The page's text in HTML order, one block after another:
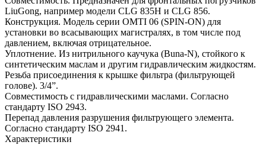
LiuGong, например модели CLG 835H и CLG 856.
Конструкция. Модель серии OMTI 06 (SPIN-ON) для
установки во всасывающих магистралях, в том числе под
давлением, включая отрицательное.
Уплотнение. Из нитрильного каучука (Buna-N), стойкого к
синтетическим маслам и другим гидравлическим жидкостям.
Резьба присоединения к крышке фильтра (фильтрующей
голове). 3/4”.
Совместимость с гидравлическими маслами. Согласно
стандарту ISO 2943.
Перепад давления разрушения фильтрующего элемента.
Согласно стандарту ISO 2941.
Характеристики